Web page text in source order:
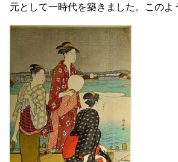
元として一時代を築きました。このよ